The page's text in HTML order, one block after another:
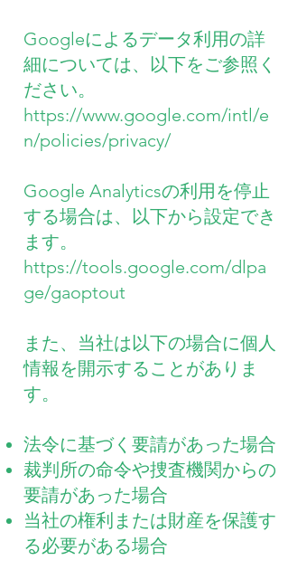
Googleによるデータ利用の詳
細については、以下をご参照く
ださい。
https://www.google.com/intl/e
n/policies/privacy/
Google Analyticsの利用を停止
する場合は、以下から設定でき
ます。
https://tools.google.com/dlpa
ge/gaoptout
また、当社は以下の場合に個人
情報を開示することがありま
す。
法令に基づく要請があった場合
裁判所の命令や捜査機関からの
要請があった場合
当社の権利または財産を保護す
る必要がある場合